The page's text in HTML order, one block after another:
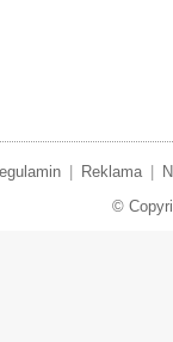
Reklama
©